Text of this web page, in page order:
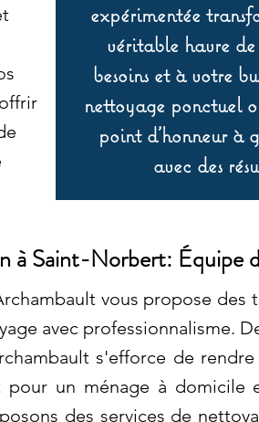
expérimentée
véritable havre
besoins et à votre
nettoyage ponctuel
point d’honneur à
avec des
à Saint-Norbert: Équipe
vous propose des
avec professionnalisme.
s'efforce de rendre
un ménage à domicile
des services de